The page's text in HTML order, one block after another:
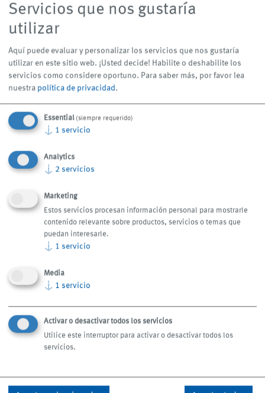
Más información
Eventos
Nos encanta asistir a ferias y nuestros clientes siempre se
alegran de recibirnos y charlar con nosotros.
Servicios que nos gustaría
utilizar
Aquí puede evaluar y personalizar los servicios que nos gustaría
utilizar en este sitio web. ¡Usted decide! Habilite o deshabilite los
servicios como considere oportuno. Para saber más, por favor lea
nuestra política de privacidad.
Essential (siempre requerido)
↓ 1 servicio
Analytics
↓ 2 servicios
Marketing
Estos servicios procesan información personal para mostrarle
contenido relevante sobre productos, servicios o temas que
puedan interesarle.
↓ 1 servicio
Media
↓ 1 servicio
Activar o desactivar todos los servicios
Utilice este interruptor para activar o desactivar todos los
servicios.